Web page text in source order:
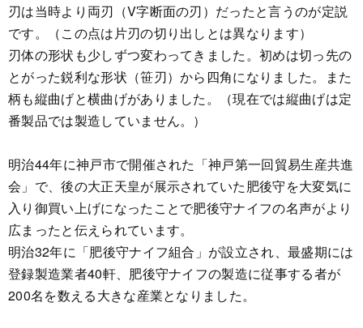
刃は当時より両刃（V字断面の刃）だったと言うのが定説
です。（この点は片刃の切り出しとは異なります）
刃体の形状も少しずつ変わってきました。初めは切っ先の
とがった鋭利な形状（笹刃）から四角になりました。また
柄も縦曲げと横曲げがありました。（現在では縦曲げは定
番製品では製造していません。）
明治44年に神戸市で開催された「神戸第一回貿易生産共進
会」で、後の大正天皇が展示されていた肥後守を大変気に
入り御買い上げになったことで肥後守ナイフの名声がより
広まったと伝えられています。
明治32年に「肥後守ナイフ組合」が設立され、最盛期には
登録製造業者40軒、肥後守ナイフの製造に従事する者が
200名を数える大きな産業となりました。